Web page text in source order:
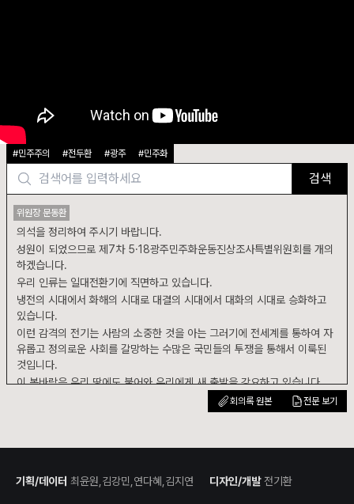
#민주주의 #전두환 #광주 #민주화
검색
위원장 문동환
의석을 정리하여 주시기 바랍니다.
성원이 되었으므로 제7차 5·18광주민주화운동진상조사특별위원회를 개의
하겠습니다.
우리 인류는 일대전환기에 직면하고 있습니다.
냉전의 시대에서 화해의 시대로 대결의 시대에서 대화의 시대로 승화하고
있습니다.
이런 감격의 전기는 사람의 소중한 것을 아는 그러기에 전세계를 통하여 자
유롭고 정의로운 사회를 갈망하는 수많은 국민들의 투쟁을 통해서 이룩된
것입니다.
이 봄바람은 우리 땅에도 불어와 우리에게 새 출발을 강요하고 있습니다.
회의록 원본 전문 보기
기획/데이터 최윤원,김강민,연다혜,김지연 디자인/개발전기환